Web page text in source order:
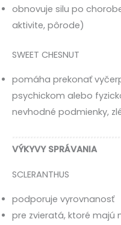
obnovuje silu po
aktivite, pôrode)
SWEET CHESNUT
pomáha prekonať
psychickom alebo
nevhodné podmienky,
VÝKYVY SPRÁVANIA
SCLERANTHUS
podporuje vyrovnanosť
pre zvieratá, ktoré majú